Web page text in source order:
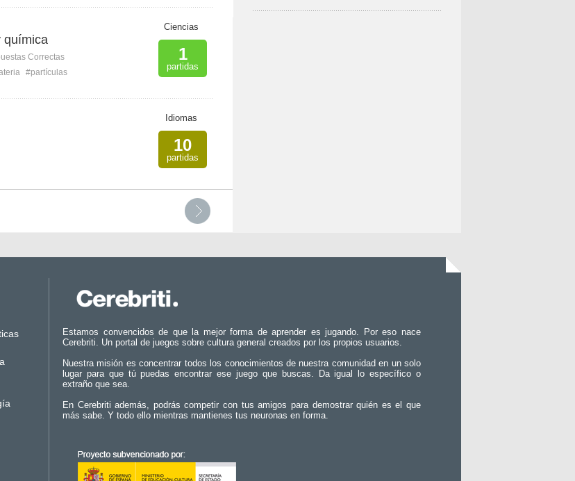
química
Correctas
#partículas
Ciencias
1
partidas
Idiomas
10
partidas
Estamos convencidos de que la mejor forma de aprender es jugando. Por eso nace
Cerebriti. Un portal de juegos sobre cultura general creados por los propios usuarios.
Nuestra misión es concentrar todos los conocimientos de nuestra comunidad en un solo
lugar para que tú puedas encontrar ese juego que buscas. Da igual lo específico o
extraño que sea.
En Cerebriti además, podrás competir con tus amigos para demostrar quién es el que
más sabe. Y todo ello mientras mantienes tus neuronas en forma.